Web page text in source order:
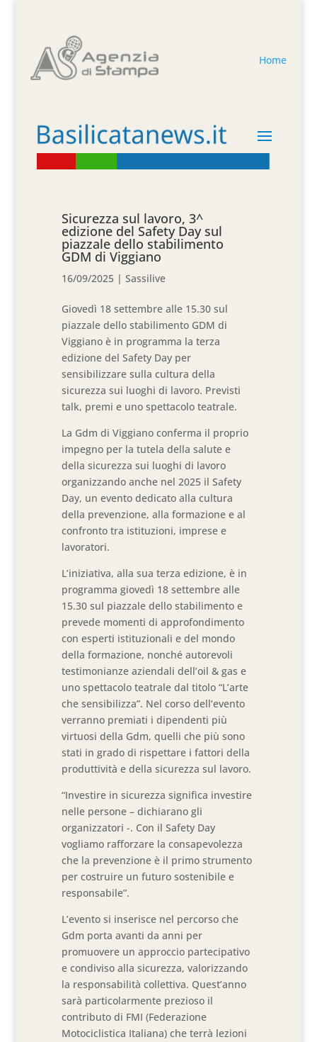
Home
Sicurezza sul lavoro, 3^
edizione del Safety Day sul
piazzale dello stabilimento
GDM di Viggiano
16/09/2025 |Sassilive
Giovedì 18 settembre alle 15.30 sul
piazzale dello stabilimento GDM di
Viggiano è in programma la terza
edizione del Safety Day per
sensibilizzare sulla cultura della
sicurezza sui luoghi di lavoro. Previsti
talk, premi e uno spettacolo teatrale.
La Gdm di Viggiano conferma il proprio
impegno per la tutela della salute e
della sicurezza sui luoghi di lavoro
organizzando anche nel 2025 il Safety
Day, un evento dedicato alla cultura
della prevenzione, alla formazione e al
confronto tra istituzioni, imprese e
lavoratori.
L’iniziativa, alla sua terza edizione, è in
programma giovedì 18 settembre alle
15.30 sul piazzale dello stabilimento e
prevede momenti di approfondimento
con esperti istituzionali e del mondo
della formazione, nonché autorevoli
testimonianze aziendali dell’oil & gas e
uno spettacolo teatrale dal titolo “L’arte
che sensibilizza”. Nel corso dell’evento
verranno premiati i dipendenti più
virtuosi della Gdm, quelli che più sono
stati in grado di rispettare i fattori della
produttività e della sicurezza sul lavoro.
“Investire in sicurezza significa investire
nelle persone – dichiarano gli
organizzatori -. Con il Safety Day
vogliamo rafforzare la consapevolezza
che la prevenzione è il primo strumento
per costruire un futuro sostenibile e
responsabile”.
L’evento si inserisce nel percorso che
Gdm porta avanti da anni per
promuovere un approccio partecipativo
e condiviso alla sicurezza, valorizzando
la responsabilità collettiva. Quest’anno
sarà particolarmente prezioso il
contributo di FMI (Federazione
Motociclistica Italiana) che terrà lezioni